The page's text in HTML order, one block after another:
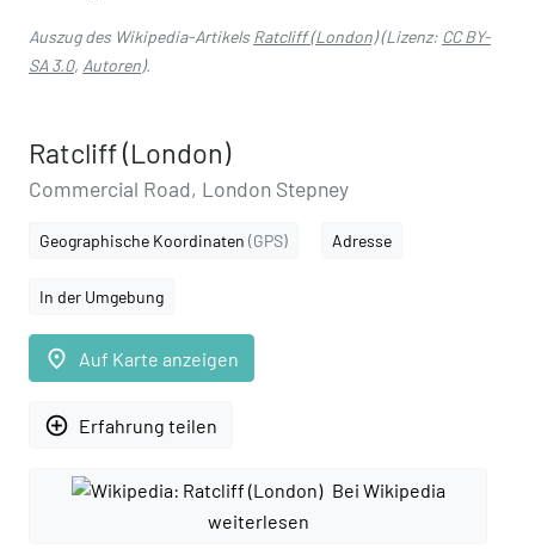
Auszug des Wikipedia-ArtikelsRatcliff (London)(Lizenz: CC BY-
SA 3.0, Autoren).
Ratcliff (London)
Commercial Road, London Stepney
Geographische Koordinaten (GPS) Adresse
In der Umgebung
place Auf Karte anzeigen
add_circle_outline Erfahrung teilen
Bei Wikipedia
weiterlesen